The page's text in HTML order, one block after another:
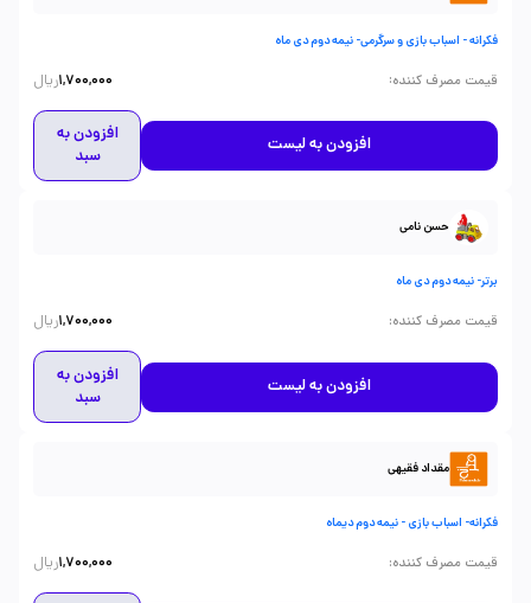
فکرانه - اسباب بازی و سرگرمی- نیمه دوم دی ماه
قیمت مصرف کننده:
1,700,000ریال
افزودن به لیست
افزودن به
سبد
حسن نامی
برتر- نیمه دوم دی ماه
قیمت مصرف کننده:
1,700,000ریال
افزودن به لیست
افزودن به
سبد
مقداد فقیهی
فکرانه- اسباب بازی - نیمه دوم دیماه
قیمت مصرف کننده:
1,700,000ریال